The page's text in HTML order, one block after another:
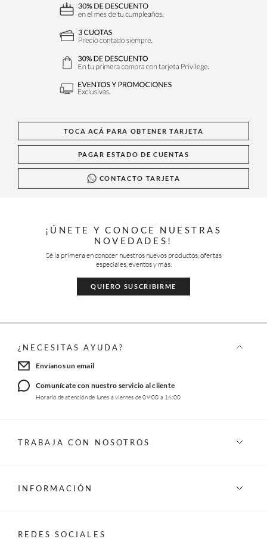
TOCA ACÁ PARA OBTENER TARJETA
PAGAR ESTADO DE CUENTAS
CONTACTO TARJETA
¡ÚNETE Y CONOCE NUESTRAS
NOVEDADES!
Sé la primera en conocer nuestros nuevos productos, ofertas
especiales, eventos y más.
QUIERO SUSCRIBIRME
¿NECESITAS AYUDA?
Envíanos un email
Comunícate con nuestro servicio al cliente
Horario de atención de lunes a viernes de 09:00 a 16:00
TRABAJA CON NOSOTROS
INFORMACIÓN
REDES SOCIALES